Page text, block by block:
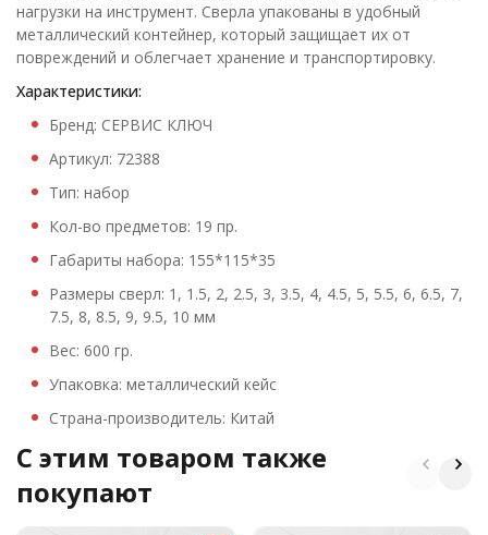
нагрузки на инструмент. Сверла упакованы в удобный
металлический контейнер, который защищает их от
повреждений и облегчает хранение и транспортировку.
Характеристики:
Бренд: СЕРВИС КЛЮЧ
Артикул: 72388
Тип: набор
Кол-во предметов: 19 пр.
Габариты набора: 155*115*35
Размеры сверл: 1, 1.5, 2, 2.5, 3, 3.5, 4, 4.5, 5, 5.5, 6, 6.5, 7,
7.5, 8, 8.5, 9, 9.5, 10 мм
Вес: 600 гр.
Упаковка: металлический кейс
Страна-производитель: Китай
C этим товаром также
покупают